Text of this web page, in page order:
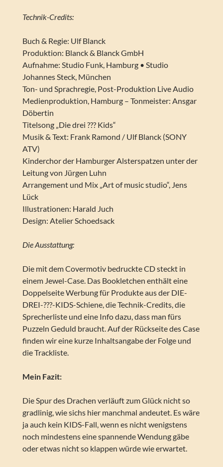
Technik-Credits:
Buch & Regie: Ulf Blanck
Produktion: Blanck & Blanck GmbH
Aufnahme: Studio Funk, Hamburg • Studio
Johannes Steck, München
Ton- und Sprachregie, Post-Produktion Live Audio
Medienproduktion, Hamburg – Tonmeister: Ansgar
Döbertin
Titelsong „Die drei ??? Kids“
Musik & Text: Frank Ramond / Ulf Blanck (SONY
ATV)
Kinderchor der Hamburger Alsterspatzen unter der
Leitung von Jürgen Luhn
Arrangement und Mix „Art of music studio“, Jens
Lück
Illustrationen: Harald Juch
Design: Atelier Schoedsack
Die Ausstattung:
Die mit dem Covermotiv bedruckte CD steckt in
einem Jewel-Case. Das Bookletchen enthält eine
Doppelseite Werbung für Produkte aus der DIE-
DREI-???-KIDS-Schiene, die Technik-Credits, die
Sprecherliste und eine Info dazu, dass man fürs
Puzzeln Geduld braucht. Auf der Rückseite des Case
finden wir eine kurze Inhaltsangabe der Folge und
die Trackliste.
Mein Fazit:
Die Spur des Drachen verläuft zum Glück nicht so
gradlinig, wie sichs hier manchmal andeutet. Es wäre
ja auch kein KIDS-Fall, wenn es nicht wenigstens
noch mindestens eine spannende Wendung gäbe
oder etwas nicht so klappen würde wie erwartet.